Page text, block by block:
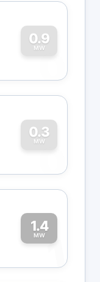
0.9
MW
0
0.3
MW
0
1.4
MW1